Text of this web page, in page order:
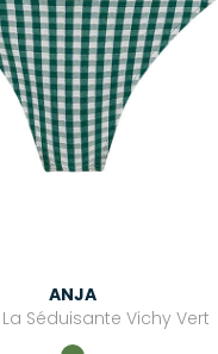
ANJA
Séduisante Vichy Vert